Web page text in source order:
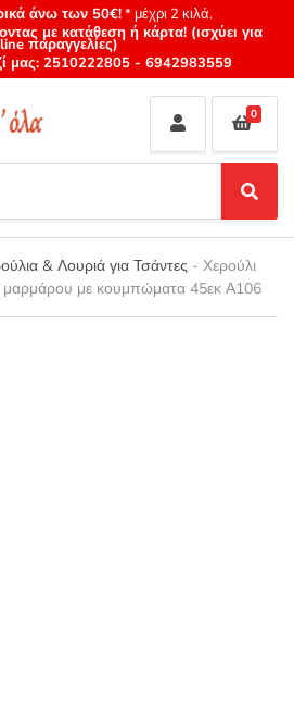
άνω των 50€!* μέχρι 2 κιλά.
με κατάθεση ή κάρτα! (ισχύει για
παραγγελίες)
μας: 2510222805 - 6942983559
S
e
a
r
c
0
& Λουριά για Τσάντες - Χερούλι
μαρμάρου με κουμπώματα 45εκ Α106